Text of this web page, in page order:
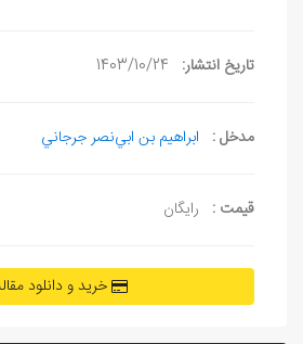
تاریخ انتشار: 1403/10/24
مدخل : ابراهيم بن ابي‌نصر جرجاني
قیمت : رایگان
خرید و دانلود